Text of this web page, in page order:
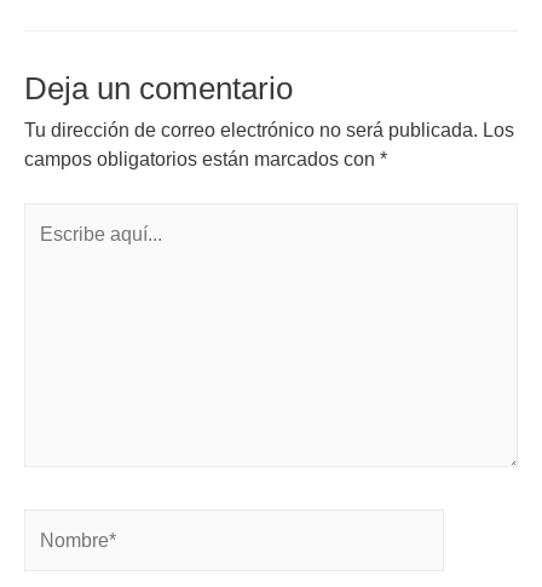
Deja un comentario
Tu dirección de correo electrónico no será publicada. Los
campos obligatorios están marcados con *